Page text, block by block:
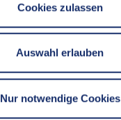
Cookies zulassen
Auswahl erlauben
Nur notwendige Cookies
Die ESB